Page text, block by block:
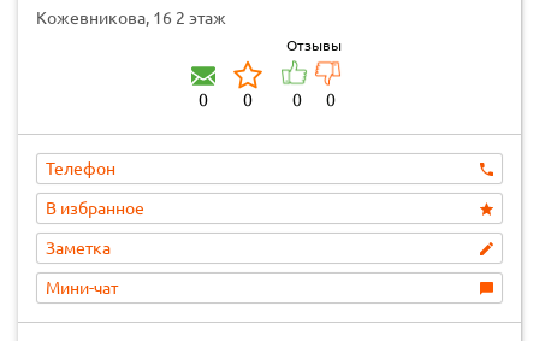
Кожевникова, 16 2 этаж
0 0
Отзывы
0 0
Телефон
В избранное
Заметка
Мини-чат